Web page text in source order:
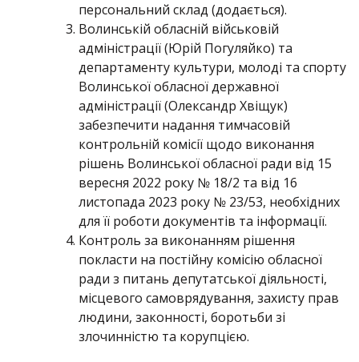
персональний склад (додається).
Волинській обласній військовій
адміністрації (Юрій Погуляйко) та
департаменту культури, молоді та спорту
Волинської обласної державної
адміністрації (Олександр Хвіщук)
забезпечити надання тимчасовій
контрольній комісії щодо виконання
рішень Волинської обласної ради від 15
вересня 2022 року № 18/2 та від 16
листопада 2023 року № 23/53, необхідних
для її роботи документів та інформації.
Контроль за виконанням рішення
покласти на постійну комісію обласної
ради з питань депутатської діяльності,
місцевого самоврядування, захисту прав
людини, законності, боротьби зі
злочинністю та корупцією.